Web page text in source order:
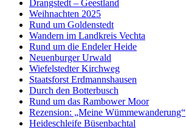
Drangstedt – Geestland
Weihnachten 2025
Rund um Goldenstedt
Wandern im Landkreis Vechta
Rund um die Endeler Heide
Neuenburger Urwald
Wiefelstedter Kirchweg
Staatsforst Erdmannshausen
Durch den Botterbusch
Rund um das Rambower Moor
Rezension: „Meine Wümmewanderung“
Heideschleife Büsenbachtal